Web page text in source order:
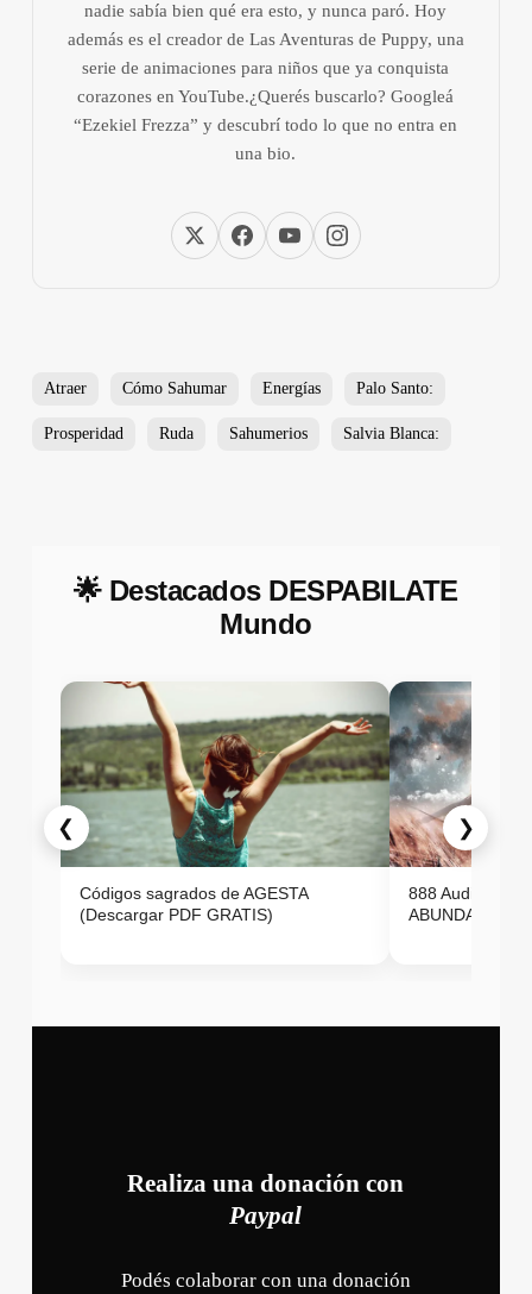
nadie sabía bien qué era esto, y nunca paró. Hoy
además es el creador de Las Aventuras de Puppy, una
serie de animaciones para niños que ya conquista
corazones en YouTube.¿Querés buscarlo? Googleá
“Ezekiel Frezza” y descubrí todo lo que no entra en
una bio.
Atraer Cómo Sahumar Energías Palo Santo:
Prosperidad Ruda Sahumerios Salvia Blanca:
🌟 Destacados DESPABILATE
Mundo
❮
Códigos sagrados de AGESTA
(Descargar PDF GRATIS)
888 Audio
ABUNDANCIA
❯
Realiza una donación con
Paypal
Podés colaborar con una donación